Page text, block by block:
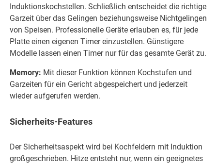
Induktionskochstellen. Schließlich entscheidet die richtige
Garzeit über das Gelingen beziehungsweise Nichtgelingen
von Speisen. Professionelle Geräte erlauben es, für jede
Platte einen eigenen Timer einzustellen. Günstigere
Modelle lassen einen Timer nur für das gesamte Gerät zu.
Memory: Mit dieser Funktion können Kochstufen und
Garzeiten für ein Gericht abgespeichert und jederzeit
wieder aufgerufen werden.
Sicherheits-Features
Der Sicherheitsaspekt wird bei Kochfeldern mit Induktion
großgeschrieben. Hitze entsteht nur, wenn ein geeignetes